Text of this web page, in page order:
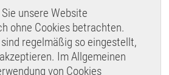
unsere Website
ohne Cookies betrachten.
regelmäßig so eingestellt,
Im Allgemeinen
von Cookies